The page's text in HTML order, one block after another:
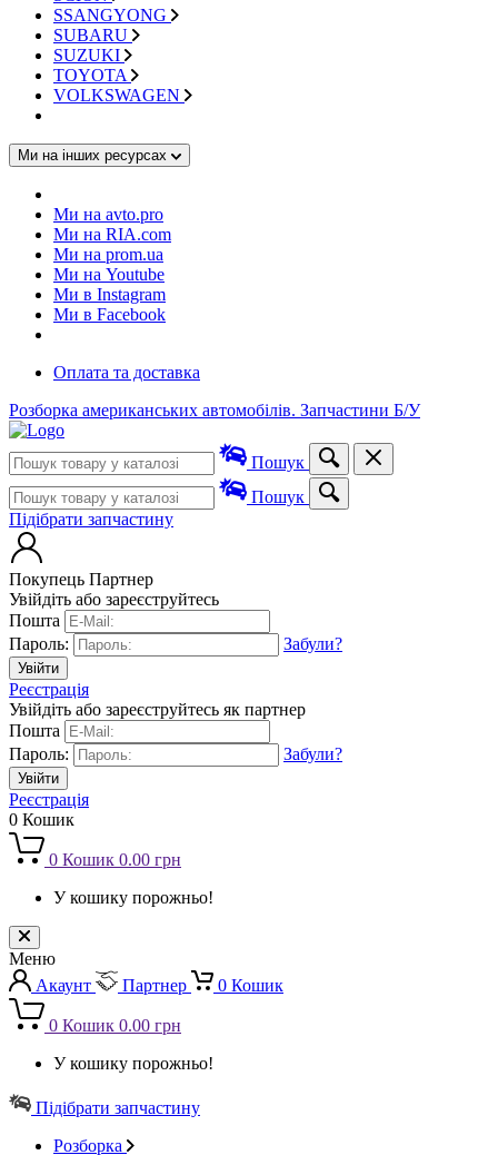
SSANGYONG
SUBARU
SUZUKI
TOYOTA
VOLKSWAGEN
Ми на інших ресурсах
Ми на avto.pro
Ми на RIA.com
Ми на prom.ua
Ми на Youtube
Ми в Instagram
Ми в Facebook
Оплата та доставка
Розборка американських автомобілів. Запчастини Б/У
Пошук
Пошук
Підібрати запчастину
Покупець Партнер
Увійдіть або зареєструйтесь
Пошта
Пароль:
Забули?
Реєстрація
Увійдіть або зареєструйтесь як партнер
Пошта
Пароль:
Забули?
Реєстрація
0 Кошик
0 Кошик 0.00 грн
У кошику порожньо!
Меню
Акаунт
Партнер 0 Кошик
0 Кошик 0.00 грн
У кошику порожньо!
Підібрати запчастину
Розборка